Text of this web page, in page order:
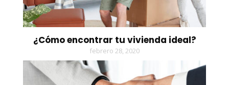
¿Cómo encontrar tu vivienda ideal?
febrero 28, 2020